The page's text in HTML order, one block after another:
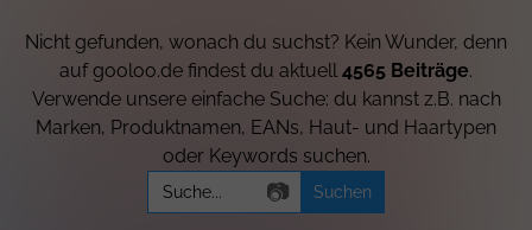
Nicht gefunden, wonach du suchst? Kein Wunder, denn
auf gooloo.de findest du aktuell 4565 Beiträge.
Verwende unsere einfache Suche: du kannst z.B. nach
Marken, Produktnamen, EANs, Haut- und Haartypen
oder Keywords suchen.
Search
for:
📷